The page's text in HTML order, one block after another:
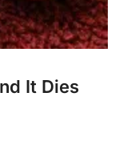
It Dies